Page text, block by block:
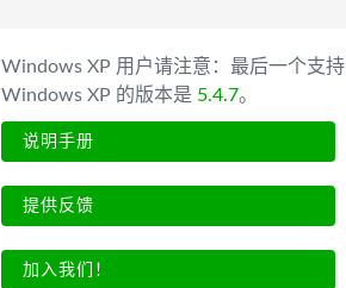
Windows XP 用户请注意：最后一个支持
Windows XP 的版本是 5.4.7。
说明手册
提供反馈
加入我们！